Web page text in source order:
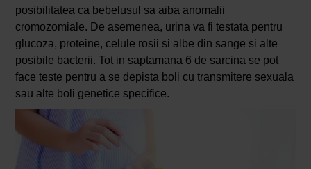
posibilitatea ca bebelusul sa aiba anomalii
cromozomiale. De asemenea, urina va fi testata pentru
glucoza, proteine, celule rosii si albe din sange si alte
posibile bacterii. Tot in saptamana 6 de sarcina se pot
face teste pentru a se depista boli cu transmitere sexuala
sau alte boli genetice specifice.